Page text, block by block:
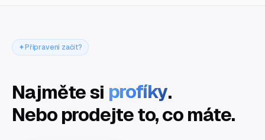
Připraveni začít?
Najměte si profíky.
Nebo prodejte to, co máte.